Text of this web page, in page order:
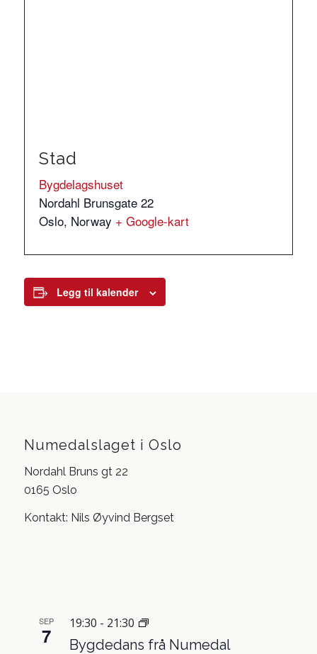
Stad
Bygdelagshuset
Nordahl Brunsgate 22
Oslo, Norway + Google-kart
Legg til kalender
Numedalslaget i Oslo
Nordahl Bruns gt 22
0165 Oslo
Kontakt: Nils Øyvind Bergset
SEP
7
19:30 - 21:30
Bygdedans frå Numedal